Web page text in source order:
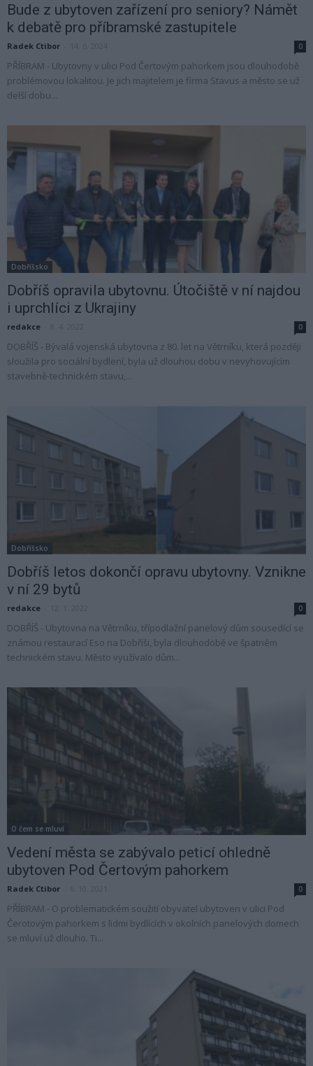
Bude z ubytoven zařízení pro seniory? Námět
k debatě pro příbramské zastupitele
Radek Ctibor 0
PŘÍBRAM - Ubytovny v ulici Pod Čertovým pahorkem jsou dlouhodobě
problémovou lokalitou. Je jich majitelem je firma Stavus a město se už
delší dobu...
Dobříšsko
Dobříš opravila ubytovnu. Útočiště v ní najdou
i uprchlíci z Ukrajiny
redakce 0
DOBŘÍŠ - Bývalá vojenská ubytovna z 80. let na Větrníku, která později
sloužila pro sociální bydlení, byla už dlouhou dobu v nevyhovujícím
stavebně-technickém stavu,...
Dobříšsko
Dobříš letos dokončí opravu ubytovny. Vznikne
v ní 29 bytů
redakce 0
DOBŘÍŠ - Ubytovna na Větrníku, třípodlažní panelový dům sousedící se
známou restaurací Eso na Dobříši, byla dlouhodobě ve špatném
technickém stavu. Město využívalo dům...
O čem se mluví
Vedení města se zabývalo peticí ohledně
ubytoven Pod Čertovým pahorkem
Radek Ctibor 0
PŘÍBRAM - O problematickém soužití obyvatel ubytoven v ulici Pod
Čerotovým pahorkem s lidmi bydlících v okolních panelových domech
se mluví už dlouho. Ti...